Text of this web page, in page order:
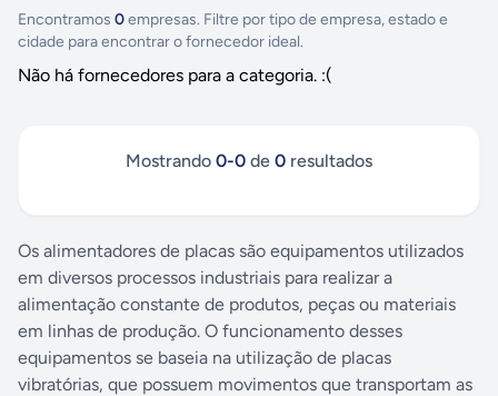
Encontramos 0empresas. Filtre por tipo de empresa, estado e
cidade para encontrar o fornecedor ideal.
Não há fornecedores para a categoria. :(
Mostrando 0-0 de 0 resultados
Os alimentadores de placas são equipamentos utilizados
em diversos processos industriais para realizar a
alimentação constante de produtos, peças ou materiais
em linhas de produção. O funcionamento desses
equipamentos se baseia na utilização de placas
vibratórias, que possuem movimentos que transportam as